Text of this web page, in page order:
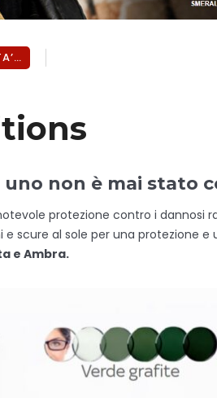
non è mai stato
protezione contro i dannosi
scure al sole per una protezione
e Ambra.